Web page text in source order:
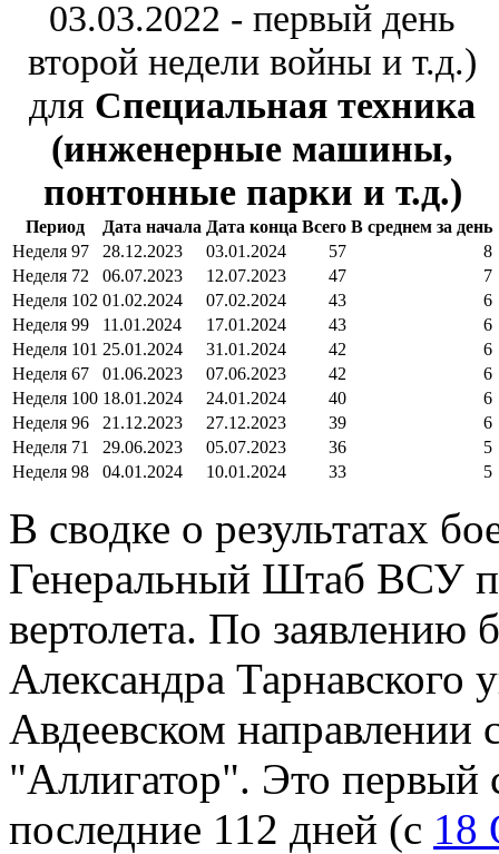
03.03.2022 - первый день
второй недели войны и т.д.)
для Специальная техника
(инженерные машины,
понтонные парки и т.д.)
Период Дата начала Дата конца Всего В среднем за день
Неделя 97
28.12.2023 03.01.2024 57
8
Неделя 72
06.07.2023 12.07.2023 47
7
Неделя 102 01.02.2024 07.02.2024 43
6
Неделя 99
11.01.2024 17.01.2024 43
6
Неделя 101 25.01.2024 31.01.2024 42
6
Неделя 67
01.06.2023 07.06.2023 42
6
Неделя 100 18.01.2024 24.01.2024 40
6
Неделя 96
21.12.2023 27.12.2023 39
6
Неделя 71
29.06.2023 05.07.2023 36
5
Неделя 98
04.01.2024 10.01.2024 33 5
В сводке о результатах
Генеральный Штаб ВСУ
вертолета. По заявлению
Александра Тарнавского
Авдеевском
"Аллигатор". Это первый
последние 112 дней (с 18